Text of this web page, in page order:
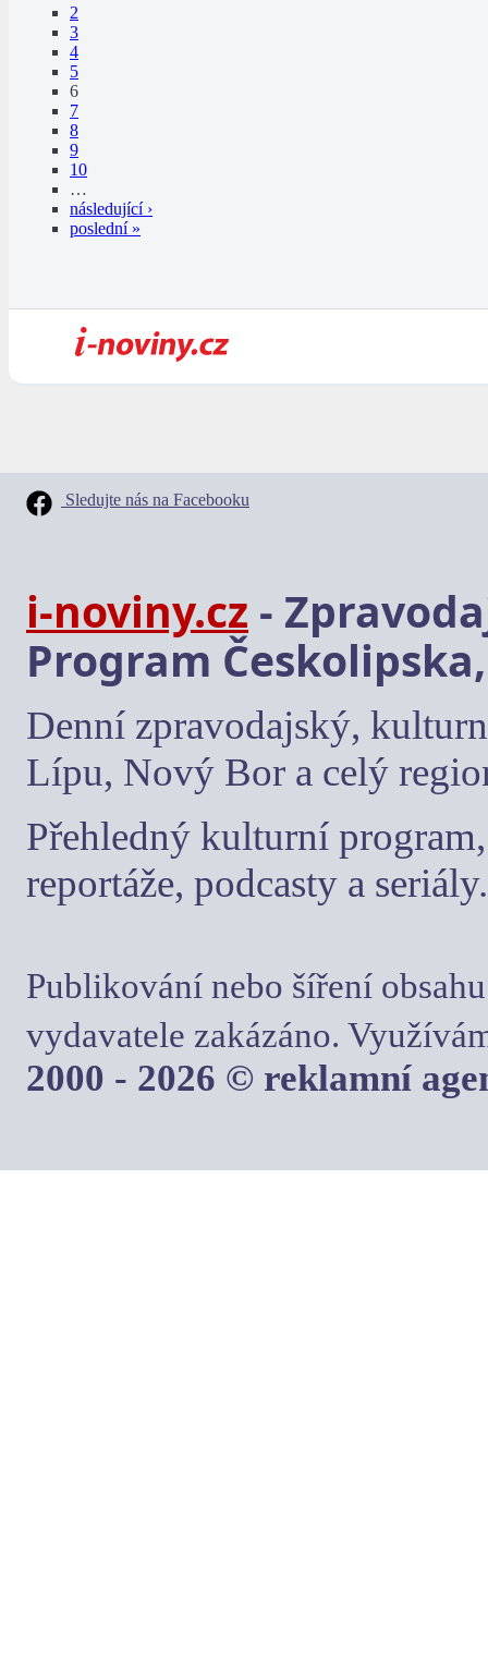
2
3
4
5
6
7
8
9
10
…
následující ›
poslední »
Sledujte nás na Facebooku
i-noviny.cz -
Program
Denní zpravodajský,
Lípu, Nový Bor a celý
Přehledný kulturní
reportáže, podcasty a seriály.
Publikování nebo šíření
vydavatele zakázáno.
2000 - 2026 © reklamní